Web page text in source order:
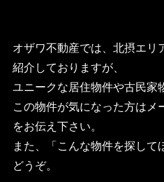
オザワ不動産では、北摂エリ
紹介しておりますが、
ユニークな居住物件や古民家
この物件が気になった方は
をお伝え下さい。
また、「こんな物件を探して
どうぞ。